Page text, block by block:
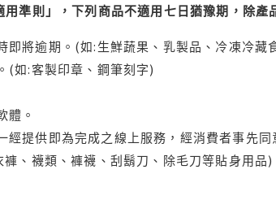
準則」，下列商品不適用七日猶豫期，除產
即將逾期。(如:生鮮蔬果、乳製品、冷凍冷藏
(如:客製印章、鋼筆刻字)
體。
經提供即為完成之線上服務，經消費者事先
、襪類、褲襪、刮鬍刀、除毛刀等貼身用品)